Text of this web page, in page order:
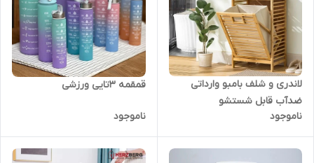
لاندری و شلف بامبو وارداتی
ضدآب قابل شستشو
ناموجود
قمقمه 3تایی ورزشی
ناموجود